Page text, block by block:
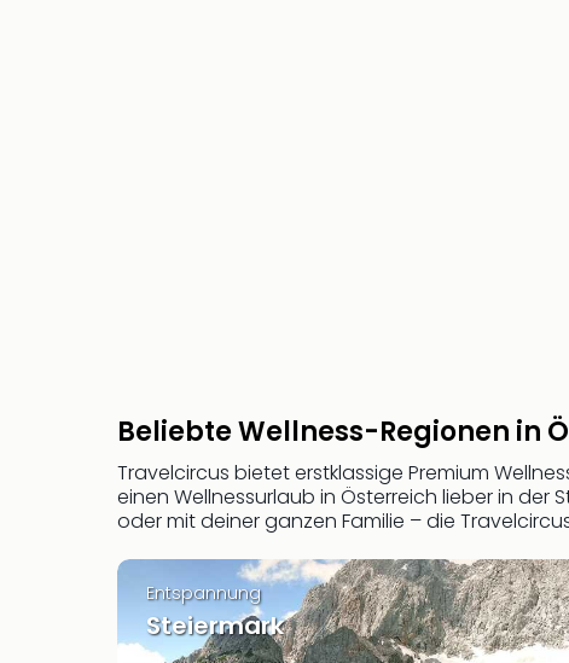
Beliebte Wellness-Regionen in
Travelcircus bietet erstklassige Premium
einen Wellnessurlaub in Österreich lieber in der
oder mit deiner ganzen Familie – die
Entspannung
Steiermark